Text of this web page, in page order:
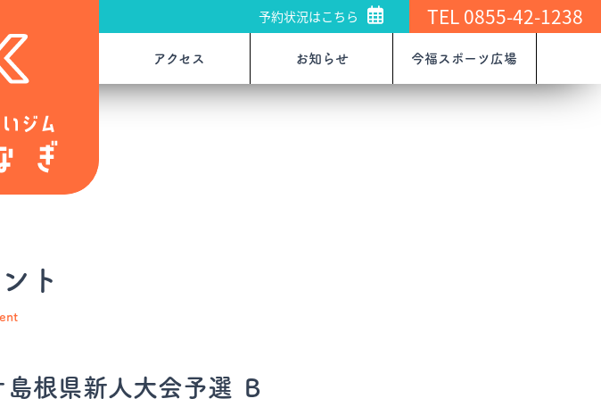
予約状況はこちら TEL 0855-42-1238
アクセス お知らせ 今福スポーツ広場
ト
根県新人大会予選 Ｂ